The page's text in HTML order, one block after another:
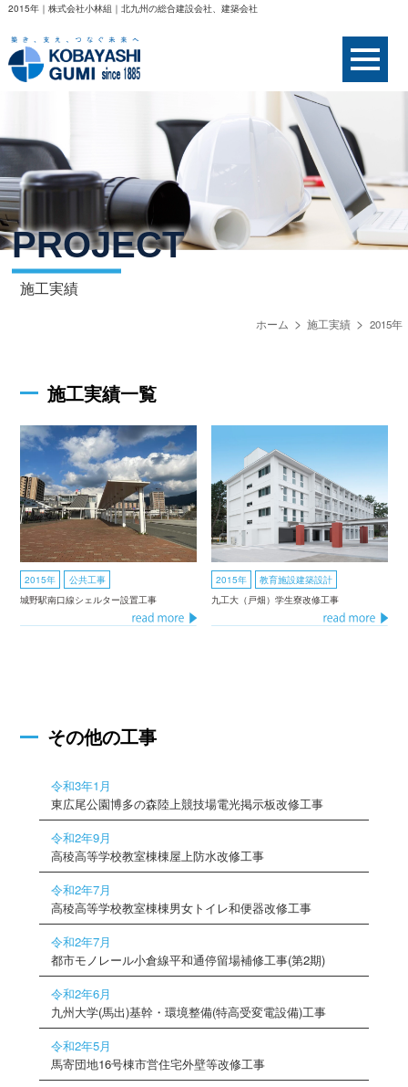
2015年｜株式会社小林組｜北九州の総合建設会社、建築会社
PROJECT
施工実績
ホーム 施工実績 2015年
施工実績一覧
2015年
公共工事
城野駅南口線シェルター設置工事
2015年
教育施設建築設計
九工大（戸畑）学生寮改修工事
その他の工事
令和3年1月
東広尾公園博多の森陸上競技場電光掲示板改修工事
令和2年9月
高稜高等学校教室棟棟屋上防水改修工事
令和2年7月
高稜高等学校教室棟棟男女トイレ和便器改修工事
令和2年7月
都市モノレール小倉線平和通停留場補修工事(第2期)
令和2年6月
九州大学(馬出)基幹・環境整備(特高受変電設備)工事
令和2年5月
馬寄団地16号棟市営住宅外壁等改修工事